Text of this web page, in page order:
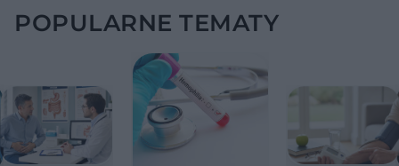
POPULARNE TEMATY